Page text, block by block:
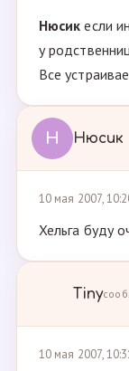
Нюсик если
у
Все
Н Нюсик
10 мая 2007,
Хельга буду
Tiny
10 мая 2007,